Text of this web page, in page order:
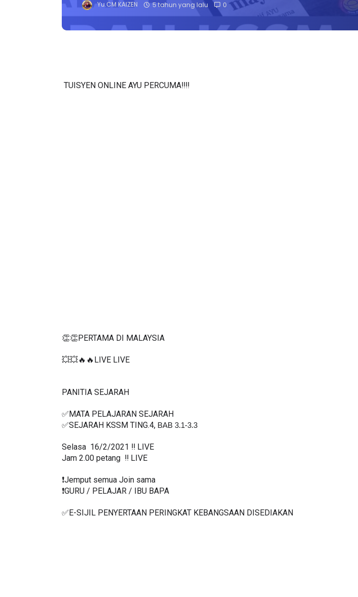
Yu.CM KAIZEN 5 tahun yang lalu 0
TUISYEN ONLINE AYU PERCUMA‼️‼️
👏👏PERTAMA DI MALAYSIA
💥💥🔥🔥LIVE LIVE
PANITIA SEJARAH
✅MATA PELAJARAN SEJARAH
✅SEJARAH KSSM TING.4, BAB 3.1-3.3
Selasa  16/2/2021 ‼️ LIVE
Jam 2.00 petang  ‼️ LIVE
❗️Jemput semua Join sama
❗️GURU / PELAJAR / IBU BAPA
✅E-SIJIL PENYERTAAN PERINGKAT KEBANGSAAN DISEDIAKAN